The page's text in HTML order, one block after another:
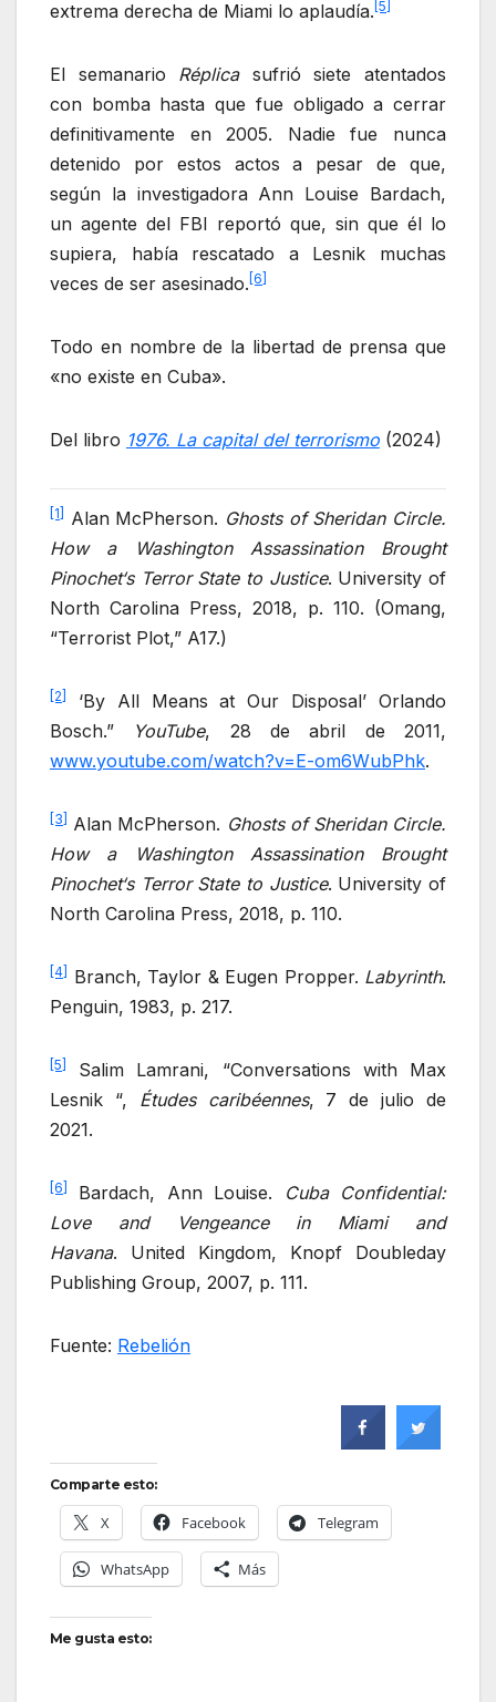
extrema derecha de Miami lo aplaudía. [5]
El semanario Réplicasufrió siete atentados
con bomba hasta que fue obligado a cerrar
definitivamente en 2005. Nadie fue nunca
detenido por estos actos a pesar de que,
según la investigadora Ann Louise Bardach,
un agente del FBI reportó que, sin que él lo
supiera, había rescatado a Lesnik muchas
veces de ser asesinado. [6]
Todo en nombre de la libertad de prensa que
«no existe en Cuba».
Del libro 1976. La capital del terrorismo (2024)
[1] Alan McPherson. Ghosts of Sheridan Circle.
How a Washington Assassination Brought
Pinochet‘s Terror State to Justice. University of
North Carolina Press, 2018, p. 110. (Omang,
“Terrorist Plot,” A17.)
[2]
‘By All Means at Our Disposal’ Orlando
Bosch.”
YouTube, 28 de abril de 2011,
www.youtube.com/watch?v=E-om6WubPhk. ‌
[3] Alan McPherson. Ghosts of Sheridan Circle.
How a Washington Assassination Brought
Pinochet‘s Terror State to Justice. University of
North Carolina Press, 2018, p. 110.
[4] Branch, Taylor & Eugen Propper. Labyrinth.
Penguin, 1983, p. 217.
[5]
Salim Lamrani, “Conversations with Max
Lesnik “, Études caribéennes, 7 de julio de
2021.
[6] Bardach, Ann Louise. CubaConfidential:
Love and Vengeance in Miamiand
Havana. United Kingdom, Knopf Doubleday
Publishing Group, 2007, p. 111.
Fuente: Rebelión
Comparte esto:
X Facebook Telegram
WhatsApp Más
Me gusta esto: